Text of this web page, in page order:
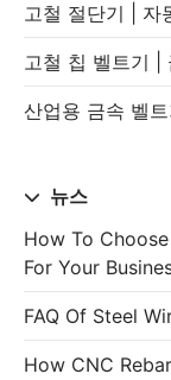
고철 절단기 | 자
고철 칩 벨트기 |
산업용 금속 벨
뉴스
How To
For Your
FAQ Of Steel
How CNC